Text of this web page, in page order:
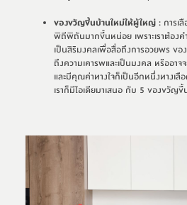
ของขวัญขึ้นบ้านใหม่ให้ผู้ใหญ่: การเ
พิถีพิถันมากขึ้นหน่อย เพราะเราต้องค
เป็นสิริมงคลเพื่อสื่อถึงการอวยพร ขอ
ถึงความเคารพและเป็นมงคล หรืออาจ
และมีคุณค่าทางใจก็เป็นอีกหนึ่งทางเ
เราก็มีไอเดียมาเสนอ กับ 5 ของขวัญ